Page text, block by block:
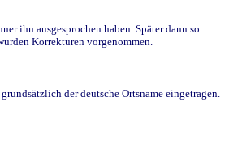
ihn ausgesprochen haben. Später dann so
Korrekturen vorgenommen.
der deutsche Ortsname eingetragen.